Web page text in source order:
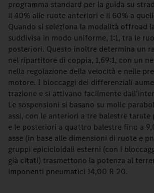
programma standard per la guida su
il 40% alle ruote anteriori e il 60% a
Quando si seleziona la modalità offroad
suddivisa in modo uniforme, 1:1, tra le
posteriori. Questo inoltre determina un
nel ripartitore di coppia, 1,69:1, con un
nella regolazione della velocità e nelle
motore. I bloccaggi dei differenziali
trazione e si attivano facilmente
Le sospensioni si basano su molle
assi, con le anteriori a tre balestre tarate
e le posteriori a quattro balestre fino a
asse (in base alle dimensioni di ruote e
gruppi epicicloidali esterni (con i
già citati) trasmettono la potenza al
imponenti pneumatici 14,00 R 20.